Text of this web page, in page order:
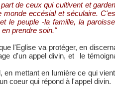
de ceux qui cultivent et
eccésial et séculaire.
le peuple -la famille, la
prendre soin."
l'Eglise va protéger, en
d'un appel divin, et le
en mettant en lumière ce qui
coeur qui répond à l'appel divin.